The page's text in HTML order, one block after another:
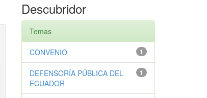
Descubridor
Temas
1
CONVENIO
1
DEFENSORÍA PÚBLICA DEL
ECUADOR